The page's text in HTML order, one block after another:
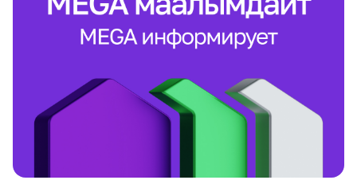
Кызматтар
Компания